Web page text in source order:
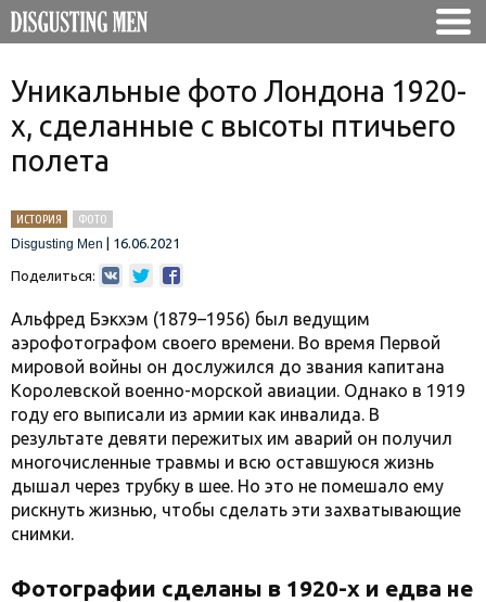
Уникальные фото Лондона 1920-
х, сделанные с высоты птичьего
полета
ИСТОРИЯ
ФОТО
Disgusting Men
16.06.2021
Поделиться:
Альфред Бэкхэм (1879–1956) был ведущим
аэрофотографом своего времени. Во время Первой
мировой войны он дослужился до звания капитана
Королевской военно-морской авиации. Однако в 1919
году его выписали из армии как инвалида. В
результате девяти пережитых им аварий он получил
многочисленные травмы и всю оставшуюся жизнь
дышал через трубку в шее. Но это не помешало ему
рискнуть жизнью, чтобы сделать эти захватывающие
снимки.
Фотографии сделаны в 1920-х и едва не